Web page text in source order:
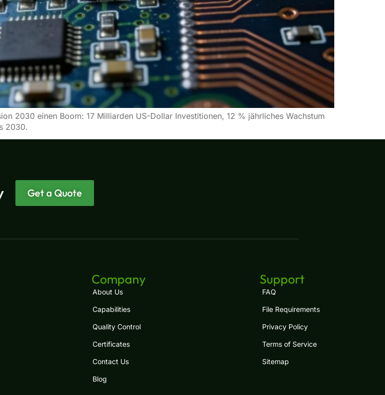
2030 einen Boom: 17 Milliarden US-Dollar Investitionen, 12 % jährliches Wachstum
2030.
Get a Quote
Company
About Us
Capabilities
Quality Control
Certificates
Contact Us
Blog
Support
FAQ
File Requirements
Privacy Policy
Terms of Service
Sitemap